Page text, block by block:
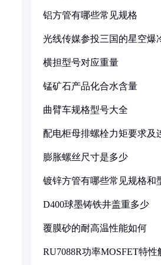
铝方管有哪些常见规格
光线传媒参投三国的星空爆
横担型号对应重量
锰矿石产品化合水含量
曲臂车规格型号大全
配电柜母排螺栓力矩要求及
膨胀螺丝尺寸是多少
镀锌方管有哪些常见规格和
D400球墨铸铁井盖重多少
覆膜砂的耐高温性能如何
RU7088R功率MOSFET特性